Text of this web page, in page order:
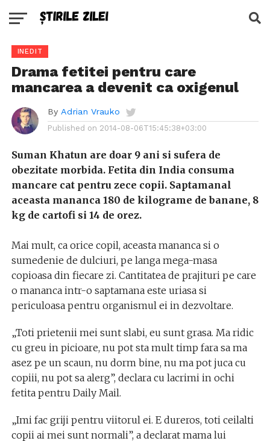
INEDIT
Drama fetitei pentru care
mancarea a devenit ca oxigenul
By Adrian Vrauko
Published on 2014-08-06T15:45:38+03:00
Suman Khatun are doar 9 ani si sufera de
obezitate morbida. Fetita din India consuma
mancare cat pentru zece copii. Saptamanal
aceasta mananca 180 de kilograme de banane, 8
kg de cartofi si 14 de orez.
Mai mult, ca orice copil, aceasta mananca si o
sumedenie de dulciuri, pe langa mega-masa
copioasa din fiecare zi. Cantitatea de prajituri pe care
o mananca intr-o saptamana este uriasa si
periculoasa pentru organismul ei in dezvoltare.
„Toti prietenii mei sunt slabi, eu sunt grasa. Ma ridic
cu greu in picioare, nu pot sta mult timp fara sa ma
asez pe un scaun, nu dorm bine, nu ma pot juca cu
copiii, nu pot sa alerg”, declara cu lacrimi in ochi
fetita pentru Daily Mail.
„Imi fac griji pentru viitorul ei. E dureros, toti ceilalti
copii ai mei sunt normali”, a declarat mama lui